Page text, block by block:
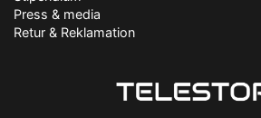
Press & media
Retur & Reklamation